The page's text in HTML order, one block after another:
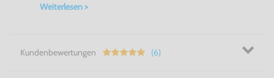
Weiterlesen >
Kundenbewertungen (6)